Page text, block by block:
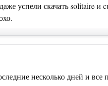
успели скачать solitaire и
несколько дней и все